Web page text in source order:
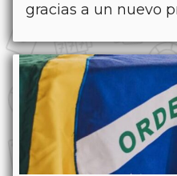
gracias a un nuevo